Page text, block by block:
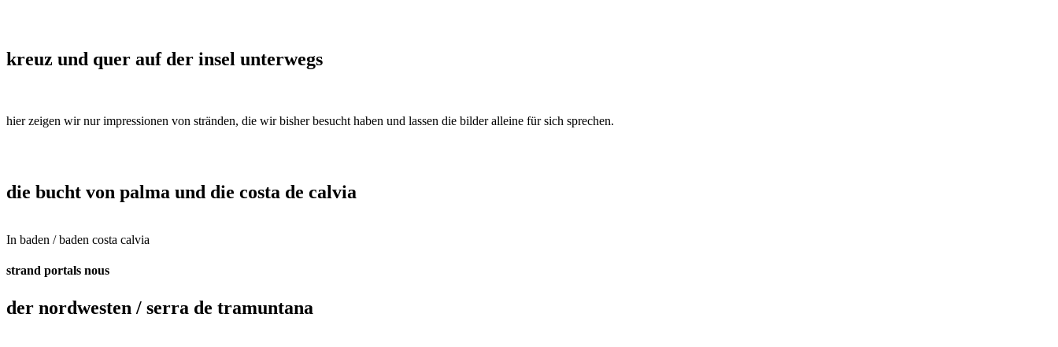
kreuz und quer auf der insel unterwegs
hier zeigen wir nur impressionen von stränden, die wir bisher besucht haben und lassen die bilder alleine für sich sprechen.
die bucht von palma und die costa de calvia
In baden / baden costa calvia
strand portals nous
der nordwesten / serra de tramuntana